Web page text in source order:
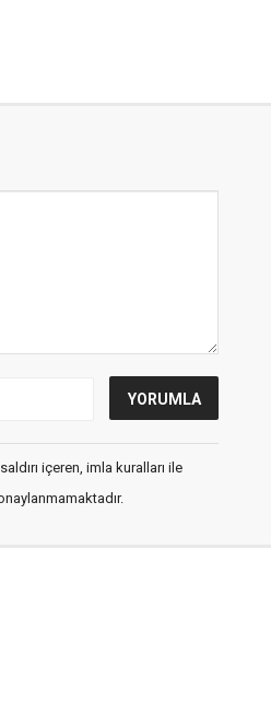
içeren, imla kuralları ile